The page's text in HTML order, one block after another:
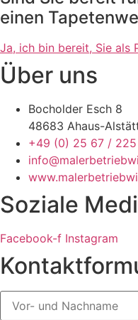
einen
Ja, ich bin bereit, Sie als
Über uns
Bocholder Esch 8
48683 Ahaus-
+49 (0) 25 67 / 225
Soziale
Facebook-f Instagram